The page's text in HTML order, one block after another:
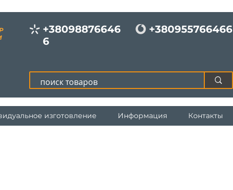
+38098876646
6
+380955766466
изготовление Информация Контакты